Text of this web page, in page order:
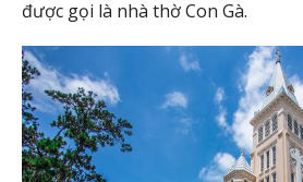
được gọi là nhà thờ Con Gà.